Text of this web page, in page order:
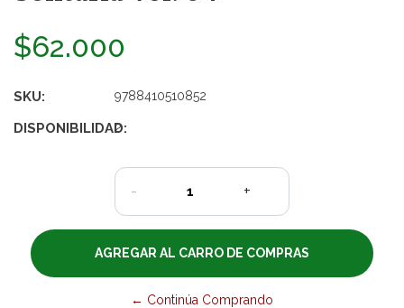
$62.000
SKU: 9788410510852
DISPONIBILIDAD:
2
- +
← Continúa Comprando